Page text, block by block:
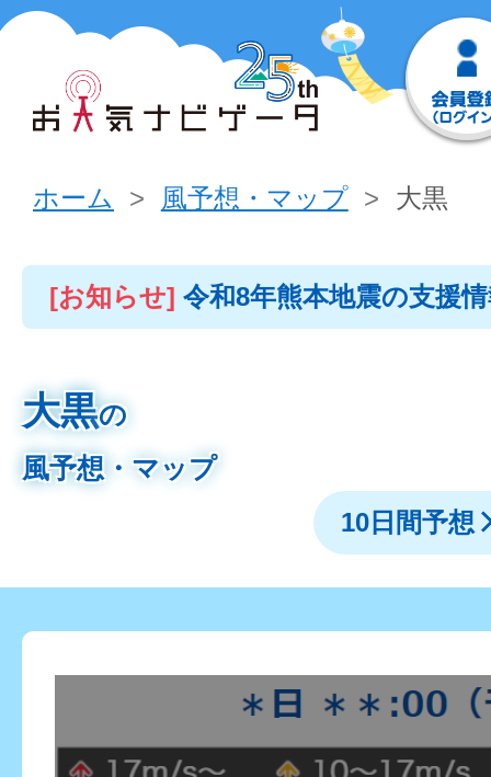
ホーム 風予想・マップ 大黒
[お知らせ] 令和8年熊本地震の支援
大黒の
風予想・マップ
10日間予想